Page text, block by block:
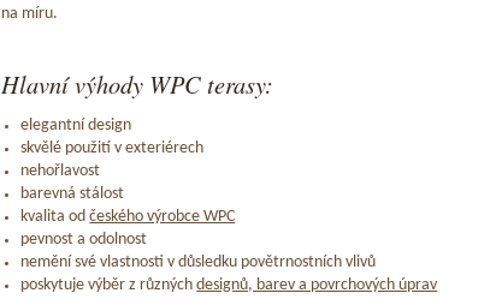
na míru.
Hlavní výhody WPC terasy:
elegantní design
skvělé použití v exteriérech
nehořlavost
barevná stálost
kvalita odčeského výrobce WPC
pevnost a odolnost
nemění své vlastnosti v důsledku povětrnostních vlivů
poskytuje výběr z různýchdesignů, barev a povrchových úprav